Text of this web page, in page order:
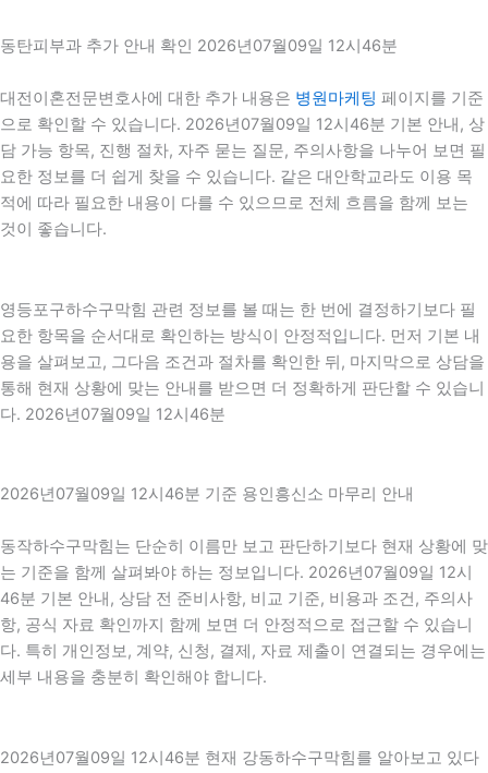
동탄피부과 추가 안내 확인 2026년07월09일 12시46분
대전이혼전문변호사에 대한 추가 내용은 병원마케팅 페이지를 기준
으로 확인할 수 있습니다. 2026년07월09일 12시46분 기본 안내, 상
담 가능 항목, 진행 절차, 자주 묻는 질문, 주의사항을 나누어 보면 필
요한 정보를 더 쉽게 찾을 수 있습니다. 같은 대안학교라도 이용 목
적에 따라 필요한 내용이 다를 수 있으므로 전체 흐름을 함께 보는
것이 좋습니다.
영등포구하수구막힘 관련 정보를 볼 때는 한 번에 결정하기보다 필
요한 항목을 순서대로 확인하는 방식이 안정적입니다. 먼저 기본 내
용을 살펴보고, 그다음 조건과 절차를 확인한 뒤, 마지막으로 상담을
통해 현재 상황에 맞는 안내를 받으면 더 정확하게 판단할 수 있습니
다. 2026년07월09일 12시46분
2026년07월09일 12시46분 기준 용인흥신소 마무리 안내
동작하수구막힘는 단순히 이름만 보고 판단하기보다 현재 상황에 맞
는 기준을 함께 살펴봐야 하는 정보입니다. 2026년07월09일 12시
46분 기본 안내, 상담 전 준비사항, 비교 기준, 비용과 조건, 주의사
항, 공식 자료 확인까지 함께 보면 더 안정적으로 접근할 수 있습니
다. 특히 개인정보, 계약, 신청, 결제, 자료 제출이 연결되는 경우에는
세부 내용을 충분히 확인해야 합니다.
2026년07월09일 12시46분 현재 강동하수구막힘를 알아보고 있다